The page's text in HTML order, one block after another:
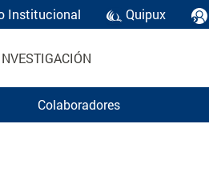
Institucional Quipux
Colaboradores